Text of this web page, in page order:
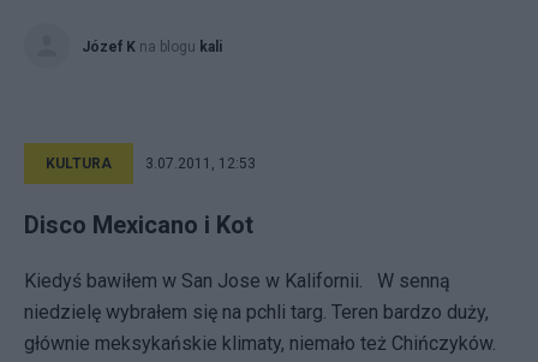
Józef K na blogu kali
KULTURA 3.07.2011, 12:53
Disco Mexicano i Kot
Kiedyś bawiłem w San Jose w Kalifornii. W senną
niedzielę wybrałem się na pchli targ. Teren bardzo duży,
głównie meksykańskie klimaty, niemało też Chińczyków.